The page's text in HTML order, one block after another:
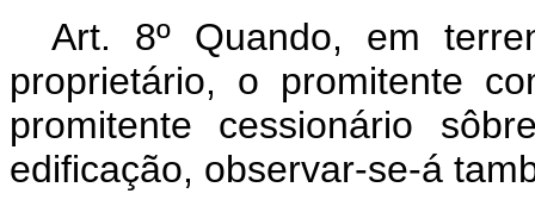
Art. 8º Quando, em
proprietário, o promitente
promitente cessionário
edificação, observar-se-á